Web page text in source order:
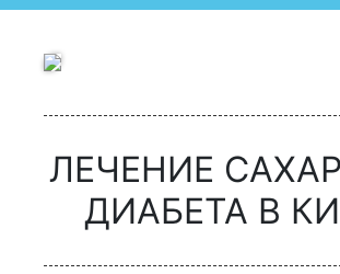
ЛЕЧЕНИЕ
ДИАБЕТА В